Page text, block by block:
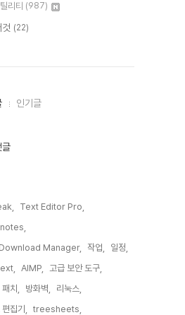
리티 (987)
것 (22)
인기글
글
Text Editor Pro,
Manager,
작업,
일정,
AIMP,
고급 보안 도구,
치,
방화벽,
리눅스,
집기,
treesheets,